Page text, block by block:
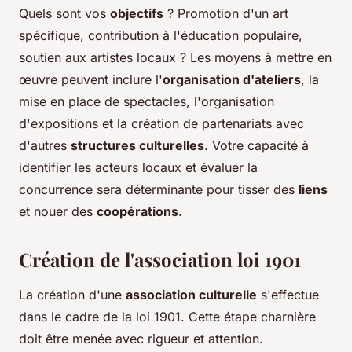
Quels sont vos objectifs ? Promotion d'un art
spécifique, contribution à l'éducation populaire,
soutien aux artistes locaux ? Les moyens à mettre en
œuvre peuvent inclure l'organisation d'ateliers, la
mise en place de spectacles, l'organisation
d'expositions et la création de partenariats avec
d'autres structures culturelles. Votre capacité à
identifier les acteurs locaux et évaluer la
concurrence sera déterminante pour tisser des liens
et nouer des coopérations.
Création de l'association loi 1901
La création d'une association culturelle s'effectue
dans le cadre de la loi 1901. Cette étape charnière
doit être menée avec rigueur et attention.